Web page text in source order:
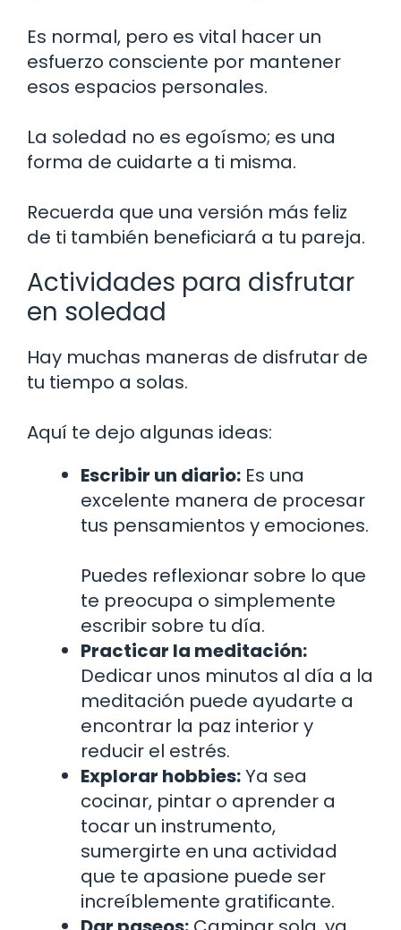
Es normal, pero es vital hacer un
esfuerzo consciente por mantener
esos espacios personales.
La soledad no es egoísmo; es una
forma de cuidarte a ti misma.
Recuerda que una versión más feliz
de ti también beneficiará a tu pareja.
Actividades para disfrutar
en soledad
Hay muchas maneras de disfrutar de
tu tiempo a solas.
Aquí te dejo algunas ideas:
Escribir un diario: Es una
excelente manera de procesar
tus pensamientos y emociones.
Puedes reflexionar sobre lo que
te preocupa o simplemente
escribir sobre tu día.
Practicar la meditación:
Dedicar unos minutos al día a la
meditación puede ayudarte a
encontrar la paz interior y
reducir el estrés.
Explorar hobbies:Ya sea
cocinar, pintar o aprender a
tocar un instrumento,
sumergirte en una actividad
que te apasione puede ser
increíblemente gratificante.